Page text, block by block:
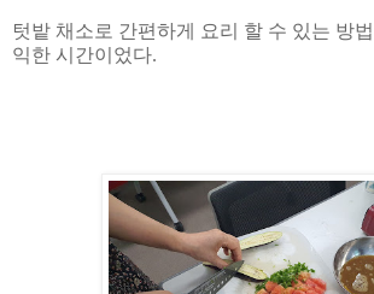
텃밭 채소로 간편하게 요리 할 수 있는 방
익한 시간이었다.